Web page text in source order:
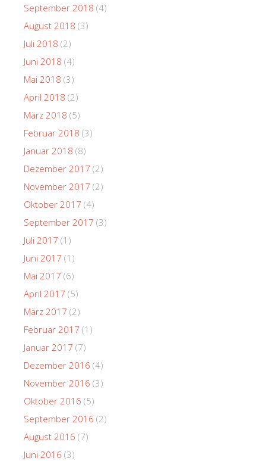
September 2018 (4)
August 2018 (3)
Juli 2018 (2)
Juni 2018 (4)
Mai 2018 (3)
April 2018 (2)
März 2018 (5)
Februar 2018 (3)
Januar 2018 (8)
Dezember 2017 (2)
November 2017 (2)
Oktober 2017 (4)
September 2017 (3)
Juli 2017 (1)
Juni 2017 (1)
Mai 2017 (6)
April 2017 (5)
März 2017 (2)
Februar 2017 (1)
Januar 2017 (7)
Dezember 2016 (4)
November 2016 (3)
Oktober 2016 (5)
September 2016 (2)
August 2016 (7)
Juni 2016 (3)